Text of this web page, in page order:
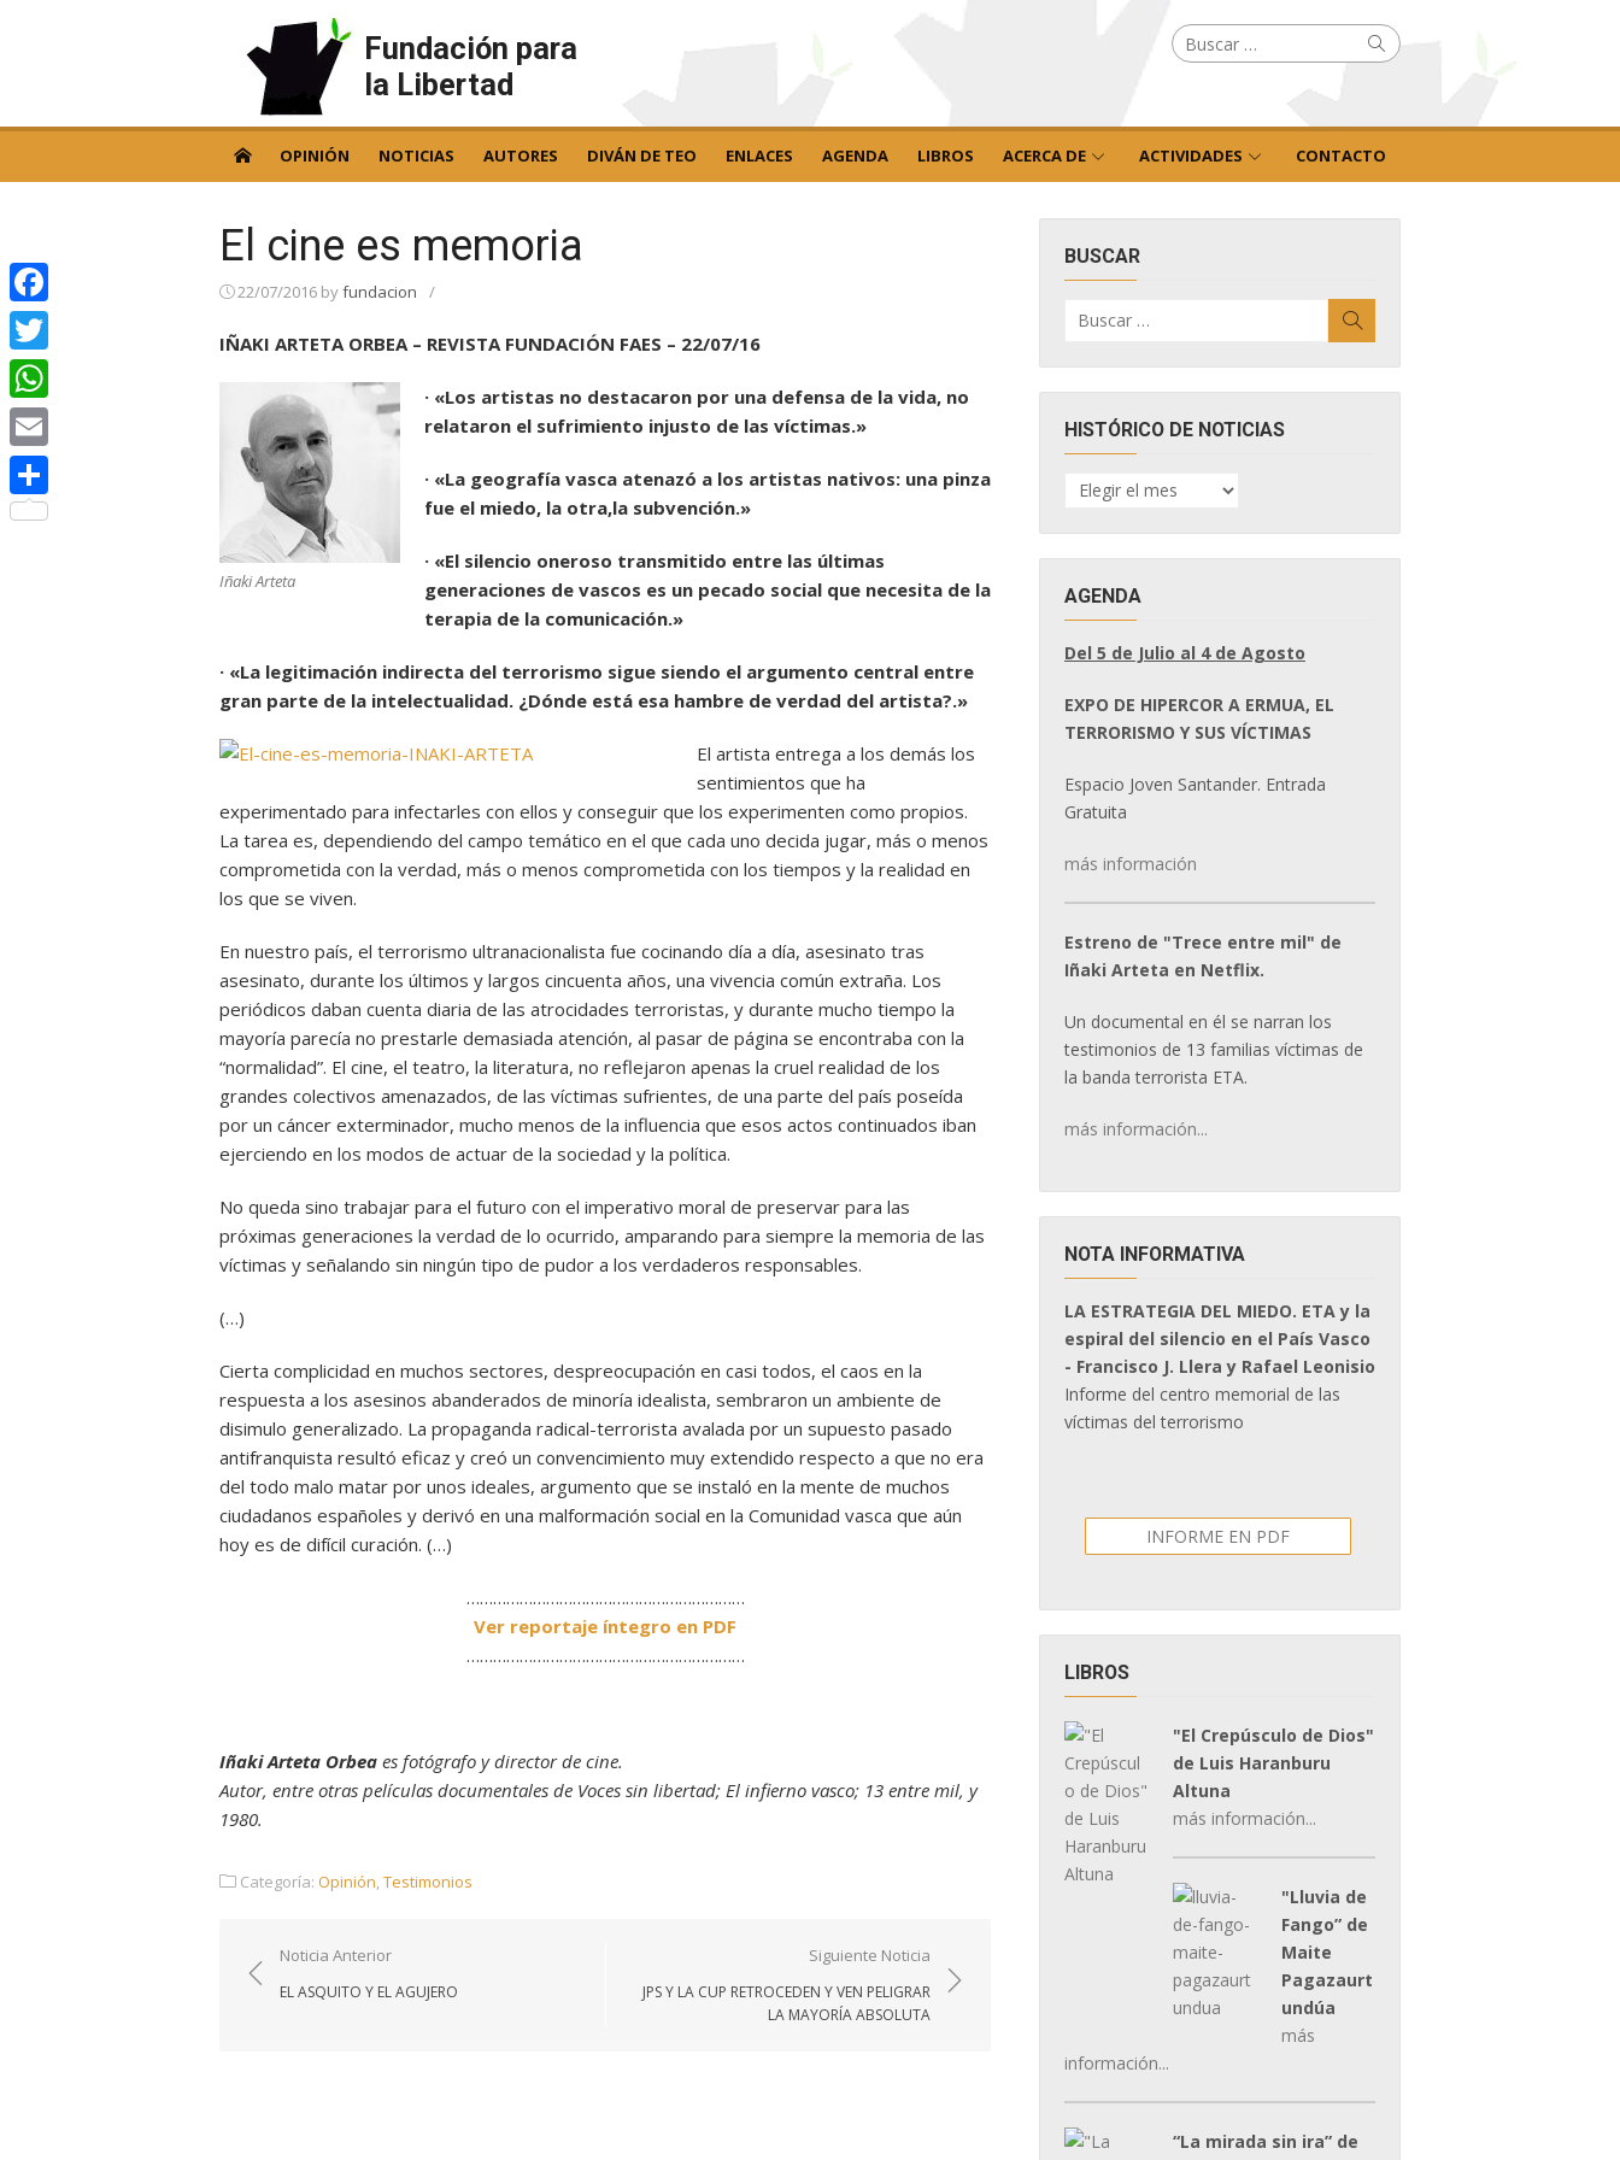
Fundación para
la Libertad
Buscar
por: Buscar
OPINIÓN NOTICIAS AUTORES DIVÁN DE TEO ENLACES AGENDA LIBROS ACERCA DE ACTIVIDADES CONTACTO
El cine es memoria
22/07/2016 byfundacion /
IÑAKI ARTETA ORBEA – REVISTA FUNDACIÓN FAES – 22/07/16
Iñaki Arteta
· «Los artistas no destacaron por una defensa de la vida, no
relataron el sufrimiento injusto de las víctimas.»
· «La geografía vasca atenazó a los artistas nativos: una pinza
fue el miedo, la otra,la subvención.»
· «El silencio oneroso transmitido entre las últimas
generaciones de vascos es un pecado social que necesita de la
terapia de la comunicación.»
· «La legitimación indirecta del terrorismo sigue siendo el argumento central entre
gran parte de la intelectualidad. ¿Dónde está esa hambre de verdad del artista?.»
El artista entrega a los demás los
sentimientos que ha
experimentado para infectarles con ellos y conseguir que los experimenten como propios.
La tarea es, dependiendo del campo temático en el que cada uno decida jugar, más o menos
comprometida con la verdad, más o menos comprometida con los tiempos y la realidad en
los que se viven.
En nuestro país, el terrorismo ultranacionalista fue cocinando día a día, asesinato tras
asesinato, durante los últimos y largos cincuenta años, una vivencia común extraña. Los
periódicos daban cuenta diaria de las atrocidades terroristas, y durante mucho tiempo la
mayoría parecía no prestarle demasiada atención, al pasar de página se encontraba con la
“normalidad”. El cine, el teatro, la literatura, no reflejaron apenas la cruel realidad de los
grandes colectivos amenazados, de las víctimas sufrientes, de una parte del país poseída
por un cáncer exterminador, mucho menos de la influencia que esos actos continuados iban
ejerciendo en los modos de actuar de la sociedad y la política.
No queda sino trabajar para el futuro con el imperativo moral de preservar para las
próximas generaciones la verdad de lo ocurrido, amparando para siempre la memoria de las
víctimas y señalando sin ningún tipo de pudor a los verdaderos responsables.
(…)
Cierta complicidad en muchos sectores, despreocupación en casi todos, el caos en la
respuesta a los asesinos abanderados de minoría idealista, sembraron un ambiente de
disimulo generalizado. La propaganda radical-terrorista avalada por un supuesto pasado
antifranquista resultó eficaz y creó un convencimiento muy extendido respecto a que no era
del todo malo matar por unos ideales, argumento que se instaló en la mente de muchos
ciudadanos españoles y derivó en una malformación social en la Comunidad vasca que aún
hoy es de difícil curación. (…)
………………………………………………………
Ver reportaje íntegro en PDF
………………………………………………………
Iñaki Arteta Orbea es fotógrafo y director de cine.
Autor, entre otras películas documentales de Voces sin libertad; El infierno vasco; 13 entre mil, y
1980.
Categoría: Opinión,Testimonios
Navegación
de
Noticia Anterior
EL ASQUITO Y EL AGUJERO
Siguiente Noticia
JPS Y LA CUP RETROCEDEN Y VEN PELIGRAR
LA MAYORÍA ABSOLUTA
BUSCAR
por:
HISTÓRICO DE NOTICIAS
HISTÓRICO
DE
AGENDA
Del 5 de Julio al 4 de Agosto
EXPO DE HIPERCOR A ERMUA, EL
TERRORISMO Y SUS VÍCTIMAS
Espacio Joven Santander. Entrada
Gratuita
más información
Estreno de "Trece entre mil" de
Iñaki Arteta en Netflix.
Un documental en él se narran los
testimonios de 13 familias víctimas de
la banda terrorista ETA.
más información...
NOTA INFORMATIVA
LA ESTRATEGIA DEL MIEDO. ETA y la
espiral del silencio en el País Vasco
- Francisco J. Llera y Rafael Leonisio
Informe del centro memorial de las
víctimas del terrorismo
INFORME EN PDF
LIBROS
"El Crepúsculo de Dios"
de Luis Haranburu
Altuna
más información...
"Lluvia de
Fango” de
Maite
Pagazaurt
undúa
más
información...
“La mirada sin ira” de
Facebook
Twitter
WhatsApp
Email
Compartir